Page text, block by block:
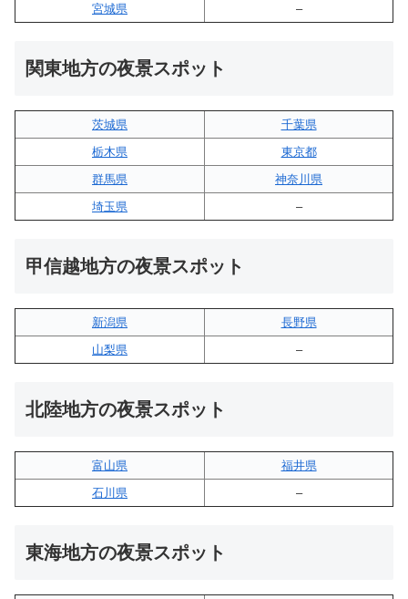
宮城県
–
関東地方の夜景スポット
茨城県
千葉県
栃木県
東京都
群馬県
神奈川県
埼玉県
–
甲信越地方の夜景スポット
新潟県
長野県
山梨県
–
北陸地方の夜景スポット
富山県
福井県
石川県
–
東海地方の夜景スポット